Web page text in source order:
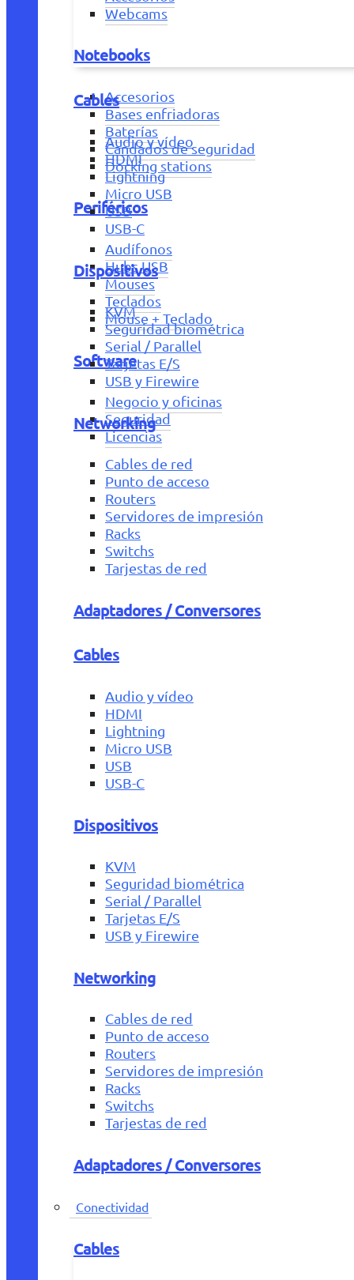
Webcams
Notebooks
Accesorios
Bases enfriadoras
Baterías
Candados de seguridad
Docking stations
Periféricos
Audífonos
Hubs USB
Mouses
Teclados
Mouse + Teclado
Software
Negocio y oficinas
Seguridad
Licencias
Cables
Audio y vídeo
HDMI
Lightning
Micro USB
USB
USB-C
Dispositivos
KVM
Seguridad biométrica
Serial / Parallel
Tarjetas E/S
USB y Firewire
Networking
Cables de red
Punto de acceso
Routers
Servidores de impresión
Racks
Switchs
Tarjestas de red
Adaptadores / Conversores
Cables
Audio y vídeo
HDMI
Lightning
Micro USB
USB
USB-C
Dispositivos
KVM
Seguridad biométrica
Serial / Parallel
Tarjetas E/S
USB y Firewire
Networking
Cables de red
Punto de acceso
Routers
Servidores de impresión
Racks
Switchs
Tarjestas de red
Adaptadores / Conversores
Conectividad
Cables